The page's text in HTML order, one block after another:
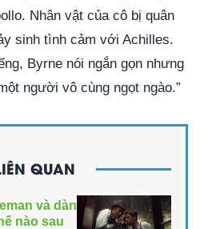
Nhân vật của cô bị quân
sinh tình cảm với Achilles.
Byrne nói ngắn gọn nhưng
người vô cùng ngọt ngào.”
QUAN
và dàn
nào sau